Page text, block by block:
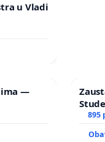
u Vladi
—
895